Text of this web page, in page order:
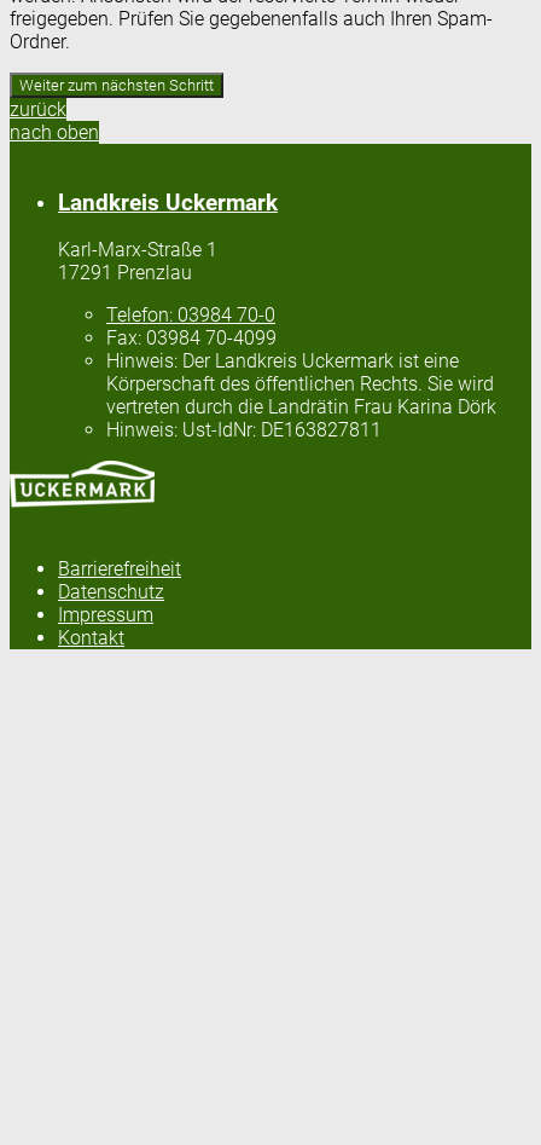
freigegeben. Prüfen Sie gegebenenfalls auch Ihren Spam-
Ordner.
zurück
nach oben
Landkreis Uckermark
Karl-Marx-Straße 1
17291 Prenzlau
Telefon: 03984 70-0
Fax: 03984 70-4099
Hinweis: Der Landkreis Uckermark ist eine
Körperschaft des öffentlichen Rechts. Sie wird
vertreten durch die Landrätin Frau Karina Dörk
Hinweis: Ust-IdNr: DE163827811
Barrierefreiheit
Datenschutz
Impressum
Kontakt